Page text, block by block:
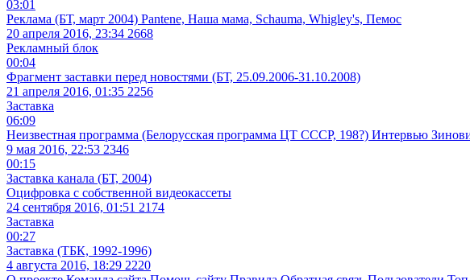
03:01
Реклама (БТ, март 2004) Pantene, Наша мама, Schauma, Whigley's, Пемос
20 апреля 2016, 23:34 2668
Рекламный блок
00:04
Фрагмент заставки перед новостями (БТ, 25.09.2006-31.10.2008)
21 апреля 2016, 01:35 2256
Заставка
06:09
Неизвестная программа (Белорусская программа ЦТ СССР, 198?) Интервью
9 мая 2016, 22:53 2346
00:15
Заставка канала (БТ, 2004)
Оцифровка с собственной видеокассеты
24 сентября 2016, 01:51 2174
Заставка
00:27
Заставка (ТБК, 1992-1996)
4 августа 2016, 18:29 2220